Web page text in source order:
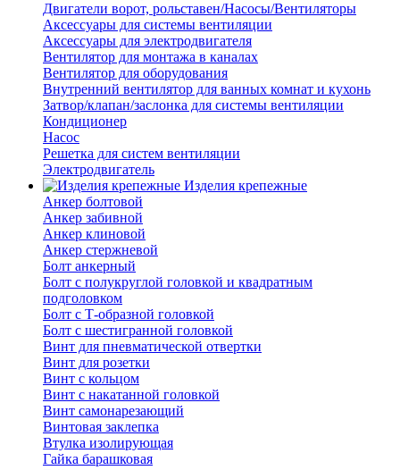
Двигатели ворот, рольставен/Насосы/Вентиляторы
Аксессуары для системы вентиляции
Аксессуары для электродвигателя
Вентилятор для монтажа в каналах
Вентилятор для оборудования
Внутренний вентилятор для ванных комнат и кухонь
Затвор/клапан/заслонка для системы вентиляции
Кондиционер
Насос
Решетка для систем вентиляции
Электродвигатель
Изделия крепежные
Анкер болтовой
Анкер забивной
Анкер клиновой
Анкер стержневой
Болт анкерный
Болт с полукруглой головкой и квадратным
подголовком
Болт с Т-образной головкой
Болт с шестигранной головкой
Винт для пневматической отвертки
Винт для розетки
Винт с кольцом
Винт с накатанной головкой
Винт самонарезающий
Винтовая заклепка
Втулка изолирующая
Гайка барашковая